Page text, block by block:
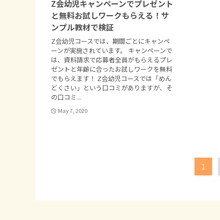
Z会幼児キャンペーンでプレゼント
と無料お試しワークもらえる！サ
ンプル教材で検証
Z会幼児コースでは、期間ごとにキャンペ
ーンが実施されています。 キャンペーンで
は、資料請求で応募者全員がもらえるプレ
ゼントと年齢に合ったお試しワークを無料
でもらえます！ Z会幼児コースでは「めん
どくさい」という口コミがありますが、そ
の口コミ...
May 7, 2020
1